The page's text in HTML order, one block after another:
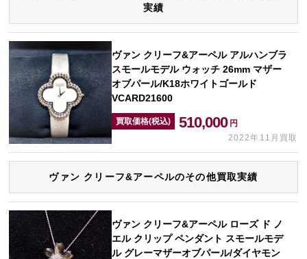
実績
ヴァン クリーフ&アーペル アルハンブラ
スモールモデル ウォッチ 26mm マザー
オブパール/K18ホワイトゴールド
VCARD21600
買取価格(税込) 510,000 円
2022年11月買取
ヴァン クリーフ&アーペルのその他買取実績
ヴァン クリーフ&アーペル ローズ ド ノ
エル クリップ ペンダント スモールモデ
ル グレーマザーオブパール/ダイヤモン